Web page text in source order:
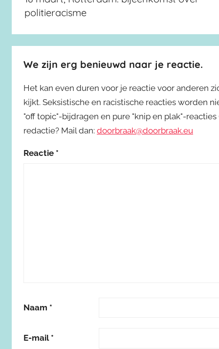
politieracisme
We zijn erg benieuwd naar je reactie.
Het kan even duren voor je reactie voor anderen
kijkt. Seksistische en racistische reacties worden
"off topic"-bijdragen en pure "knip en plak"-
redactie? Mail dan: doorbraak@doorbraak.eu
Reactie *
Naam *
E-mail *